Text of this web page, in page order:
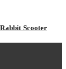
Scooter